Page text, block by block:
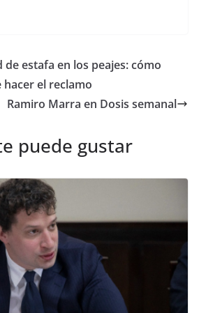
estafa en los peajes: cómo
el reclamo
Ramiro Marra en Dosis semanal
puede gustar